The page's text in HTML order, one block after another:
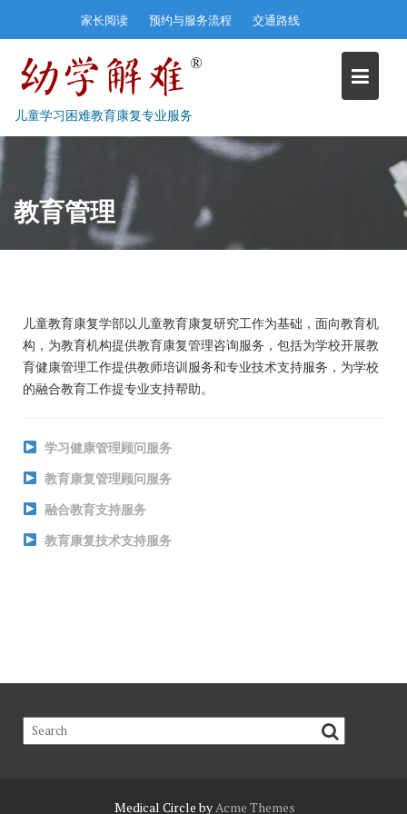
家长阅读 预约与服务流程 交通路线
儿童学习困难教育康复专业服务
教育管理
儿童教育康复学部以儿童教育康复研究工作为基础，面向教育机
构，为教育机构提供教育康复管理咨询服务，包括为学校开展教
育健康管理工作提供教师培训服务和专业技术支持服务，为学校
的融合教育工作提专业支持帮助。
学习健康管理顾问服务
教育康复管理顾问服务
融合教育支持服务
教育康复技术支持服务
Medical Circle byAcme Themes